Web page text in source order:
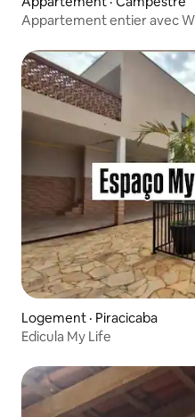
Appartement entier avec
Logement · Piracicaba
Edicula My Life